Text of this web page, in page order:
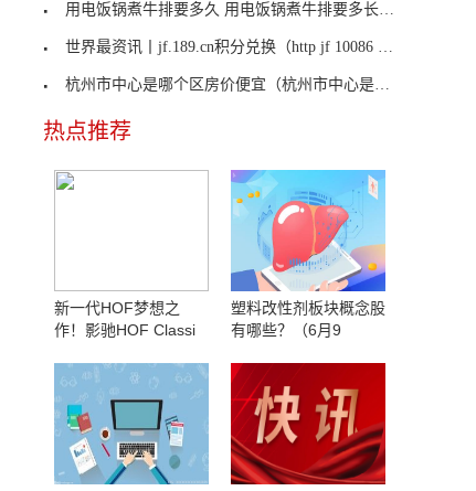
用电饭锅煮牛排要多久 用电饭锅煮牛排要多长时间
世界最资讯丨jf.189.cn积分兑换（http jf 10086 cn）
杭州市中心是哪个区房价便宜（杭州市中心是哪个区）
热点推荐
新一代HOF梦想之
作！影驰HOF Classi
塑料改性剂板块概念股
有哪些？（6月9